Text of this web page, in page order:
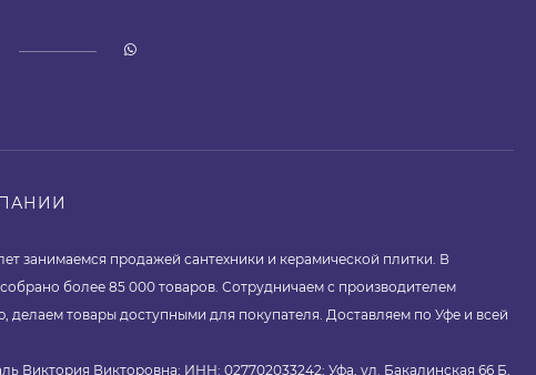
занимаемся продажей сантехники и керамической плитки. В
собрано более 85 000 товаров. Сотрудничаем с производителем
делаем товары доступными для покупателя. Доставляем по Уфе и всей
Виктория Викторовна; ИНН: 027702033242; Уфа, ул. Бакалинская 66 Б,